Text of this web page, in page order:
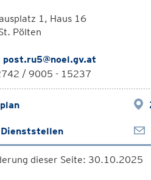
1, Haus 16
Pölten
post.ru5@noel.gv.at
/ 9005 - 15237
dieser Seite: 30.10.2025